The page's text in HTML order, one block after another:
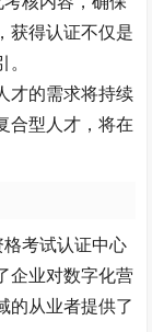
获得认证不仅是
才的需求将持续
合型人才，将在
考试认证中心
企业对数字化营
的从业者提供了